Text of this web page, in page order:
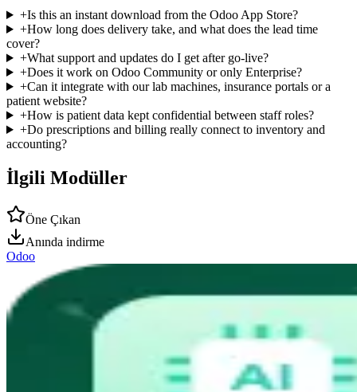
+Is this an instant download from the Odoo App Store?
+How long does delivery take, and what does the lead time
cover?
+What support and updates do I get after go-live?
+Does it work on Odoo Community or only Enterprise?
+Can it integrate with our lab machines, insurance portals or a
patient website?
+How is patient data kept confidential between staff roles?
+Do prescriptions and billing really connect to inventory and
accounting?
İlgili Modüller
Öne Çıkan
Anında indirme
Odoo